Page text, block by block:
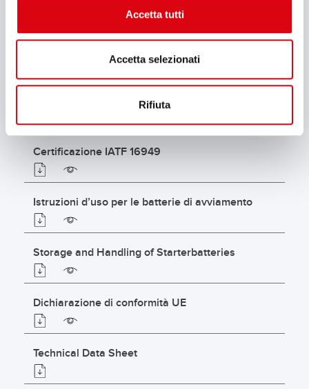
Accetta tutti
Accetta selezionati
Rifiuta
Certificazione ISO 9001
Certificazione IATF 16949
Istruzioni d’uso per le batterie di avviamento
Storage and Handling of Starterbatteries
Dichiarazione di conformità UE
Technical Data Sheet